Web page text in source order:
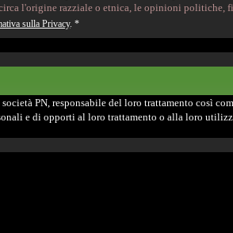
l'origine razziale o etnica, le opinioni politiche,
sulla Privacy.*
PN, responsabile del loro trattamento così
e di opporti al loro trattamento o alla loro